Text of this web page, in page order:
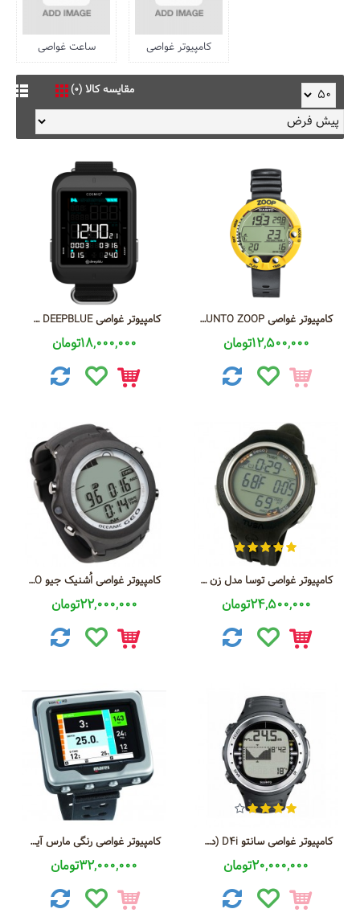
ساعت غواصی کامپیوتر غواصی
مقایسه کالا (0)
کامپیوتر غواصی COSMIQ DEEPBLUE
18,000,000تومان
کامپیوتر غواصی SUUNTO ZOOP
12,500,000تومان
کامپیوتر غواصی اُشنیک جیو Oceanic GEO
22,000,000تومان
کامپیوتر غواصی توسا مدل زن آی کیو 900 ایی
24,500,000تومان
کامپیوتر غواصی رنگی مارس آیکون اچ دی
32,000,000تومان
کامپیوتر غواصی سانتو D4i (دی فور آی)
20,000,000تومان